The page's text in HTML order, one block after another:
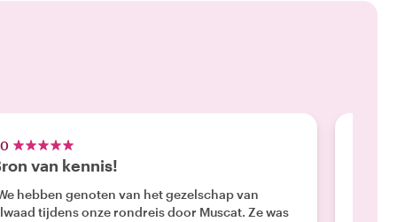
van kennis!
hebben genoten van het gezelschap van
tijdens onze rondreis door Muscat. Ze was